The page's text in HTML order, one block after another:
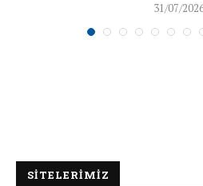
31/07/
SİTELERİMİZ